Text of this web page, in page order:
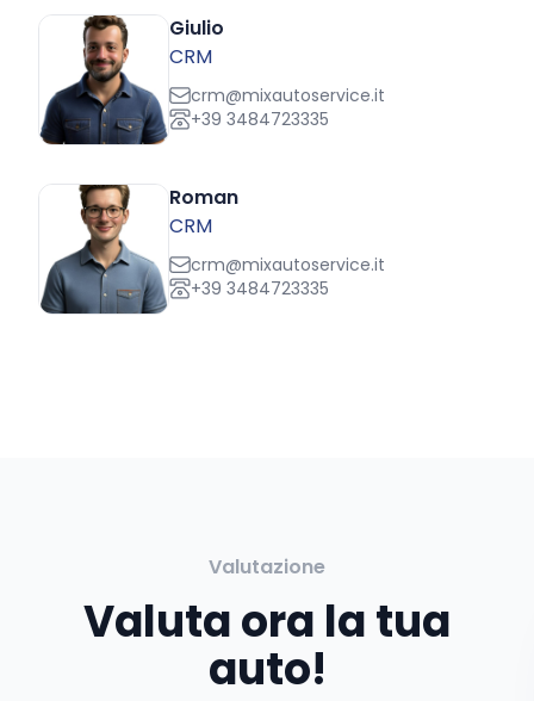
Giulio
CRM
crm@mixautoservice.it
+39 3484723335
Roman
CRM
crm@mixautoservice.it
+39 3484723335
Valutazione
Valuta ora la tua
auto!